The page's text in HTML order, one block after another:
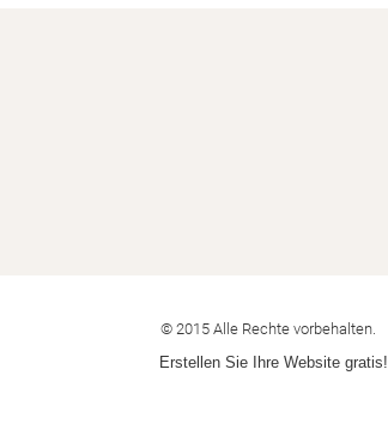
© 2015 Alle Rechte vorbehalten.
Erstellen Sie Ihre Website gratis!